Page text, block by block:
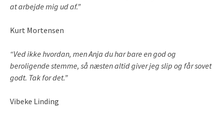
at arbejde mig ud af.”
Kurt Mortensen
“Ved ikke hvordan, men Anja du har bare en god og
beroligende stemme, så næsten altid giver jeg slip og får sovet
godt. Tak for det.”
Vibeke Linding